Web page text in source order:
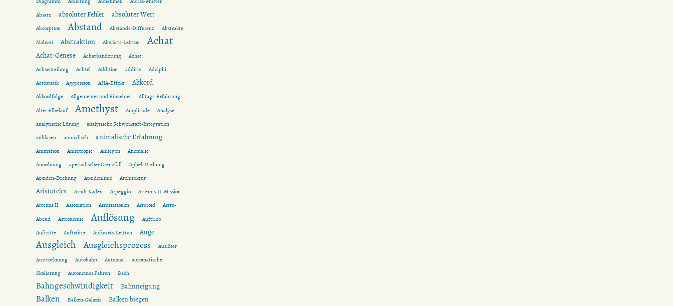
Absatz
absoluter Fehler absoluter Wert
Absorption Abstand Abstands-Differenz
Abstrakte
Malerei
Abstraktion Abwärts-Leitton Achat
Achat-Genese Achatbänderung
Achse
Achsenteilung
Achtel Addition additiv
Adolphi
Aerostatik
Aggression AHA-Effekt Akkord
Akkordfolge Allgemeines und Einzelnes
Alltags-Erfahrung
Alter Elbelauf
Amethyst Amplitude
Analyse
analytische Lösung
analytische Schwerkraft-Integration
anblasen
animalisch animalische Erfahrung
Animation Anisotropie Anliegen
Anomalie
Anordnung
aperiodischer Grenzfall
Aphel-Drehung
Apsiden-Drehung
Apsidenlinie Architektur
Aristoteles Arndt Kaden Arpeggio
Artemis-II-Mission
Artemis II
Assoziation Assoziationen Asteroid
Astro-
Abend
Astronomie Auflösung
Auftrieb
Auftritte
Auftrtitte Aufwärts-Leitton Auge
Ausgleich Ausgleichsprozess
Auslöser
Austrocknung
Autobahn Automat
automatische
Skalierung
Autonomes Fahren Bach
Bahngeschwindigkeit Bahnneigung
Balken Balken-Galaxis
Balken biegen